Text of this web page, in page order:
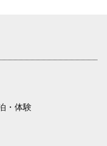
業、出雲大好きＩター
業など
・体験